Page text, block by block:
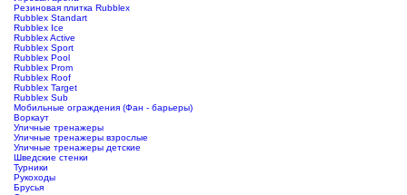
Резиновая плитка Rubblex
Rubblex Standart
Rubblex Ice
Rubblex Active
Rubblex Sport
Rubblex Pool
Rubblex Prom
Rubblex Roof
Rubblex Target
Rubblex Sub
Мобильные ограждения (Фан - барьеры)
Воркаут
Уличные тренажеры
Уличные тренажеры взрослые
Уличные тренажеры детские
Шведские стенки
Турники
Рукоходы
Брусья